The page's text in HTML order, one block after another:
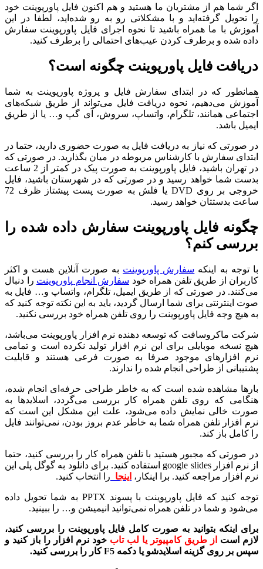
اگر شما هم از مشتریان ما هستید و هم اکنون فایل پاورپوینت خود
را تحویل گرفته‌اید و با مشکلاتی رو به رو شده‌اید، لطفا در این
آموزش با ما همراه باشید تا نحوه اجرای فایل پاورپوینت سفارش
داده شده و برطرف کردن عیب‌های احتمالی را برطرف کنید.
دریافت فایل پاورپوینت چگونه است؟
همانطور که در ابتدای سفارش فایل و پروژه پاورپوینت به شما
آموزش می‌دهیم، نحوه دریافت فایل می‌تواند از طریق شبکه‌های
اجتماعی همانند، تلگرام، واتساپ، سروش، آی گپ و… یا از طریق
ایمیل باشد.
در صورتی که نیاز به دریافت فایل به صورت حضوری دارید، حتما در
ابتدای سفارش با کارشناس مربوطه در میان بگذارید. در صورتی که
در تهران باشید، فایل پاورپوینت به صورت پیک در کمتر از 2 ساعت
بدست شما خواهد رسید و در صورتی که در شهرستان باشید، فایل
خروجی بر روی DVD یا فلش به صورت پست پیشتاز ظرف 72
ساعت بدستتان خواهد رسید.
چگونه فایل پاورپوینت سفارش داده شده را
بررسی کنم؟
با توجه به اینکه سفارش پاورپوینت به صورت آنلاین هست و اکثر
کاربران از طریق تلفن همراه خود سفارش انجام پاورپوینت را دنبال
می‌کنند. در صورتی که از طریق ایمیل، تلگرام، واتساپ و… فایل به
صوت اینترنتی برای شما ارسال گردید، باید به این نکته توجه کنید که
به هیچ وجه فایل پاورپوینت را روی تلفن همراه خود بررسی نکنید.
شرکت ماکروسافت که توسعه دهنده نرم افزار پاورپوینت می‌باشد،
هیچ نسخه موبایلی برای این نرم افزار تولید نکرده است و تمامی
نرم افزارهای موجود صرفا به صورت فرعی هستند و قابلیت
پشتیبانی از طراحی انجام شده را ندارند.
بارها مشاهده شده است که به خاطر طراحی حرفه‌ای انجام شده،
هنگامی که روی تلفن همراه کار بررسی می‌گردد، اسلایدها به
صورت خالی نمایش داده می‌شود، علت این مشکل این است که
نرم افزار تلفن همراه شما به خاطر عدم بروز بودن، نمی‌توانند فایل
را کامل باز کند.
در صورتی که مجبور هستید با تلفن همراه کار را بررسی کنید، حتما
از نرم افزار google slides استفاده کنید. برای دانلود به گوگل پلی این
نرم افزار مراجعه کنید. برا اینکار، اینجا را انتخاب کنید.
توجه کنید که فایل پاورپوینت با پسوند PPTX به شما تحویل داده
می‌شود و شما در تلفن همراه نمی‌توانید انیمیشن و… را ببینید.
برای اینکه بتوانید به صورت کامل فایل پاورپوینت را بررسی کنید،
لازم است از طریق کامپیوتر یا لب تاب خود نرم افزار را باز کنید و
سپس بر روی گزینه اسلایدشو یا دکمه F5 کار را بررسی کنید.